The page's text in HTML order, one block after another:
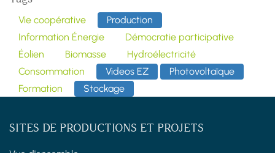
Vie coopérative
Production
Information Énergie
Démocratie participative
Éolien
Biomasse
Hydroélectricité
Consommation
Videos EZ
Photovoltaïque
Formation
Stockage
SITES DE PRODUCTIONS ET PROJETS